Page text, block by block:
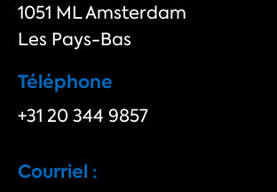
1051 ML Amsterdam
Les Pays-Bas
Téléphone
+31 20 344 9857
Courriel :